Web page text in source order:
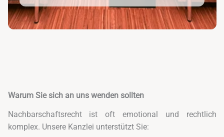
Warum Sie sich an uns wenden sollten
Nachbarschaftsrecht ist oft emotional und rechtlich
komplex. Unsere Kanzlei unterstützt Sie: